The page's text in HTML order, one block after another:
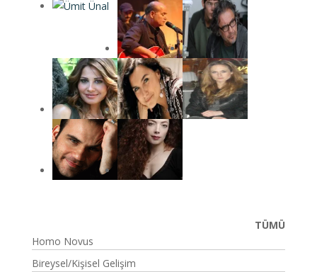
TÜMÜ
Homo Novus
Bireysel/Kişisel Gelişim